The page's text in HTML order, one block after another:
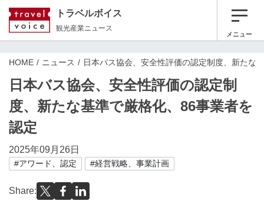
トラベルボイス
観光産業ニュース
メニュー
HOME ニュース 日本バス協会、安全性評価の認定制度、新たな
日本バス協会、安全性評価の認定制
度、新たな基準で厳格化、86事業者を
認定
2025年09月26日
#アワード、認定 #経営戦略、事業計画
Share: